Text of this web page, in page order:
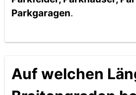
Parkgaragen.
Auf welchen